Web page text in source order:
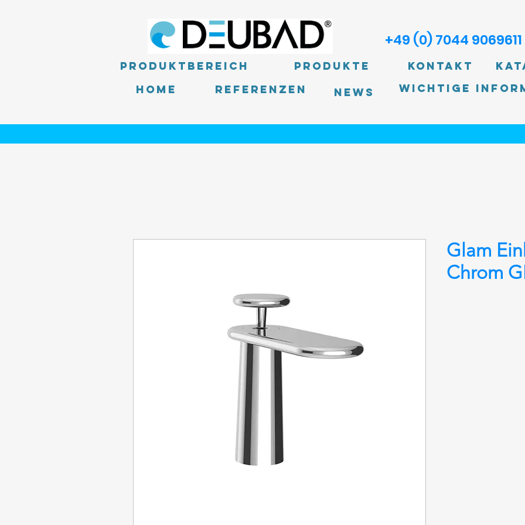
Produktbereich
Produkte
Home
Referenzen News
+49 (0) 7044 9069611
Kontakt
Wichtige
Glam
Chrom